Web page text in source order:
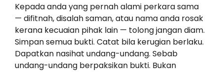
Kepada anda yang pernah alami perkara sama
— difitnah, disalah saman, atau nama anda rosak
kerana kecuaian pihak lain — tolong jangan diam.
Simpan semua bukti. Catat bila kerugian berlaku.
Dapatkan nasihat undang-undang. Sebab
undang-undang berpaksikan bukti. Bukan